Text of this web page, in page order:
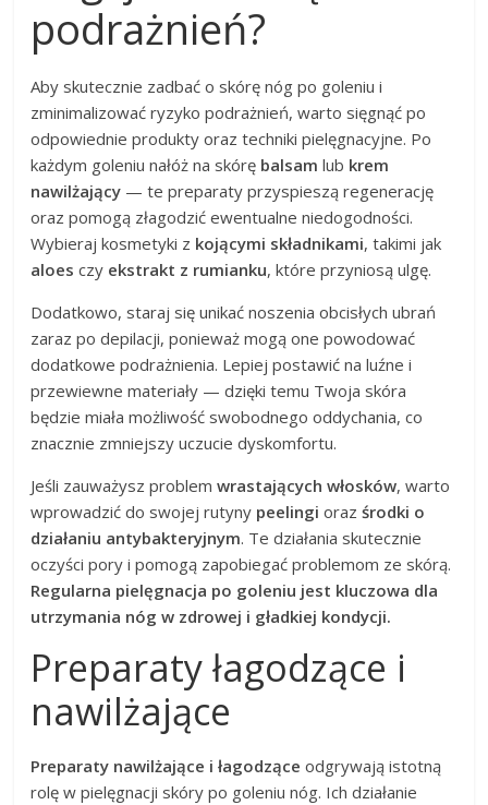
podrażnień?
Aby skutecznie zadbać o skórę nóg po goleniu i
zminimalizować ryzyko podrażnień, warto sięgnąć po
odpowiednie produkty oraz techniki pielęgnacyjne. Po
każdym goleniu nałóż na skórę balsam lub krem
nawilżający — te preparaty przyspieszą regenerację
oraz pomogą złagodzić ewentualne niedogodności.
Wybieraj kosmetyki z kojącymi składnikami, takimi jak
aloes czy ekstrakt z rumianku, które przyniosą ulgę.
Dodatkowo, staraj się unikać noszenia obcisłych ubrań
zaraz po depilacji, ponieważ mogą one powodować
dodatkowe podrażnienia. Lepiej postawić na luźne i
przewiewne materiały — dzięki temu Twoja skóra
będzie miała możliwość swobodnego oddychania, co
znacznie zmniejszy uczucie dyskomfortu.
Jeśli zauważysz problemwrastających włosków, warto
wprowadzić do swojej rutyny peelingi orazśrodki o
działaniu antybakteryjnym. Te działania skutecznie
oczyści pory i pomogą zapobiegać problemom ze skórą.
Regularna pielęgnacja po goleniu jest kluczowa dla
utrzymania nóg w zdrowej i gładkiej kondycji.
Preparaty łagodzące i
nawilżające
Preparaty nawilżające i łagodzące odgrywają istotną
rolę w pielęgnacji skóry po goleniu nóg. Ich działanie